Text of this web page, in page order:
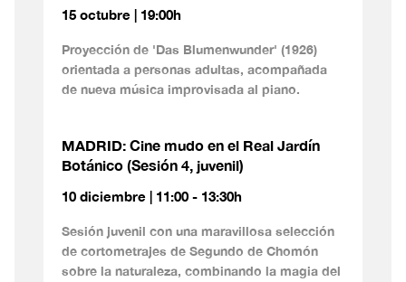
15 octubre | 19:00h
Proyección de 'Das Blumenwunder' (1926)
orientada a personas adultas, acompañada
de nueva música improvisada al piano.
MADRID: Cine mudo en el Real Jardín
Botánico (Sesión 4, juvenil)
10 diciembre | 11:00 - 13:30h
Sesión juvenil con una maravillosa selección
de cortometrajes de Segundo de Chomón
sobre la naturaleza, combinando la magia del